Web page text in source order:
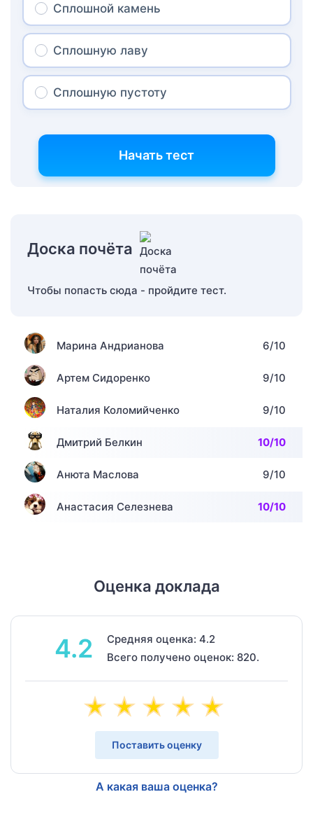
Сплошной камень
Сплошную лаву
Сплошную пустоту
Начать тест
Доска почёта
Чтобы попасть сюда - пройдите тест.
Марина Андрианова 6/10
Артем Сидоренко 9/10
Наталия Коломийченко 9/10
Дмитрий Белкин 10/10
Анюта Маслова 9/10
Анастасия Селезнева 10/10
Оценка доклада
4.2
Средняя оценка: 4.2
Всего получено оценок: 820.
Поставить оценку
А какая ваша оценка?